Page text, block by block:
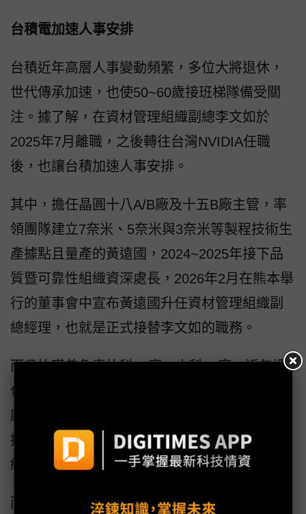
台積電加速人事安排
台積近年高層人事變動頻繁，多位大將退休，
世代傳承加速，也使50~60歲接班梯隊備受關
注。據了解，在資材管理組織副總李文如於
2025年7月離職，之後轉往台灣NVIDIA任職
後，也讓台積加速人事安排。
其中，擔任晶圓十八A/B廠及十五B廠主管，率
領團隊建立7奈米、5奈米與3奈米等製程技術生
產據點且量產的黃遠國，2024~2025年接下品
質暨可靠性組織資深處長，2026年2月在熊本舉
行的董事會中宣布黃遠國升任資材管理組織副
總經理，也就是正式接替李文如的職務。
而吳怡璜曾負責竹科12廠、中科15廠，近年調
任至美國亞歷桑那州廠，協助執行長王英郎建
廠大計。隨著美國一廠順利量產，王英郎回台
接任營運資深副總，吳怡璜也由品質暨可靠性
組織資深處長升任為副總。
而在2月於熊本召開的董事會中，台積電就宣布